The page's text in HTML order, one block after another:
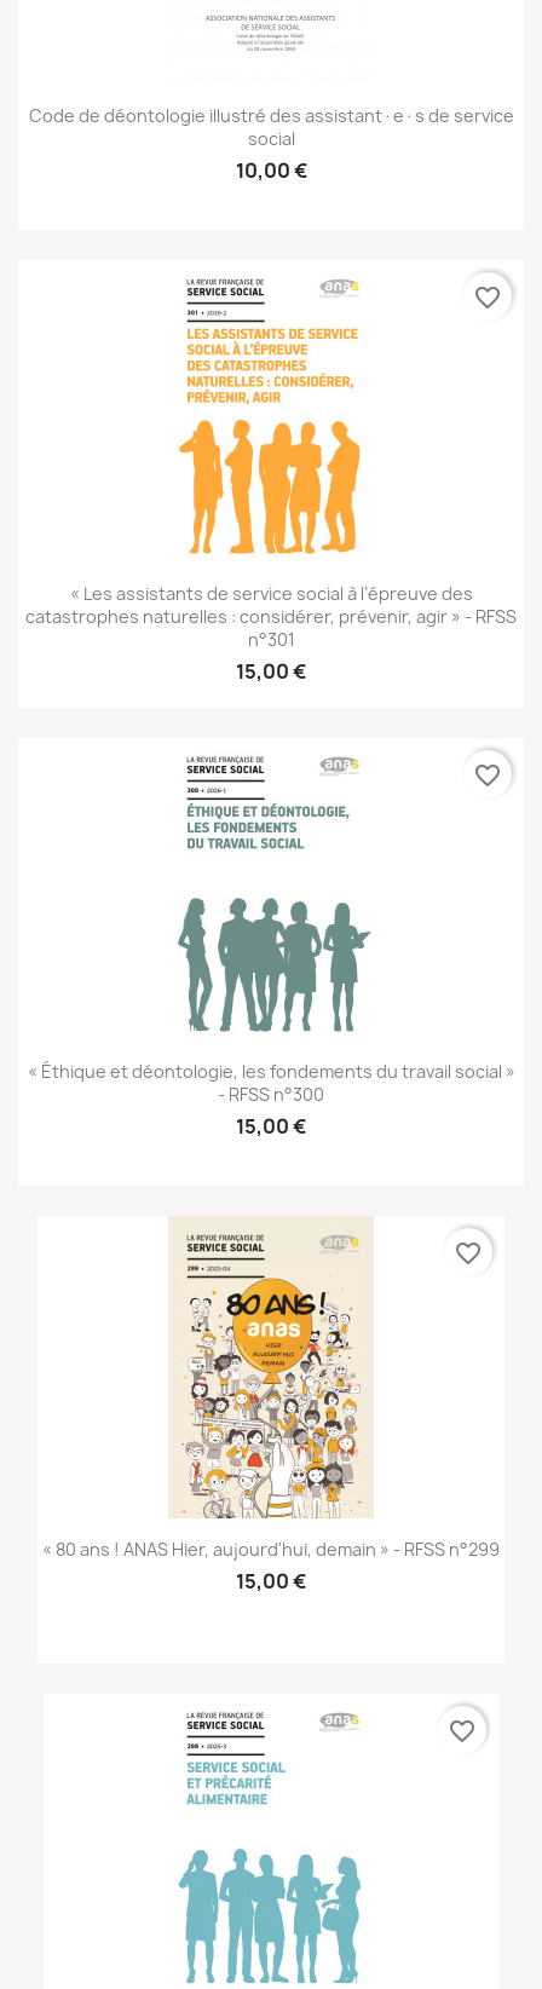
Code de déontologie illustré des assistant·e·s de service
social
10,00 €
« Les assistants de service social à l’épreuve des
catastrophes naturelles : considérer, prévenir, agir » - RFSS
n°301
15,00 €
favorite_border
« Éthique et déontologie, les fondements du travail social »
- RFSS n°300
15,00 €
favorite_border
« 80 ans ! ANAS Hier, aujourd'hui, demain » - RFSS n°299
15,00 €
favorite_border
favorite_border